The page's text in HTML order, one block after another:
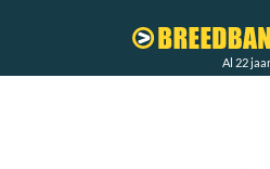
Al 22